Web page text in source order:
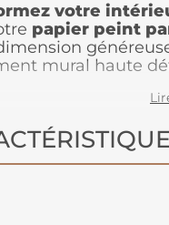
votre
papier peint
mural haute
Que vous
papier peint
et personnalisée